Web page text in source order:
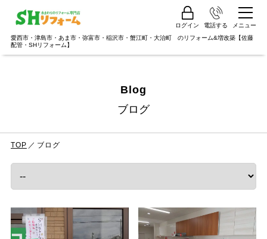
愛西市・津島市・あま市・弥富市・稲沢市・蟹江町・大治町 のリフォーム&増改築【佐藤
配管・SHリフォーム】
ログイン 電話する メニュー
Blog
ブログ
TOP ブログ